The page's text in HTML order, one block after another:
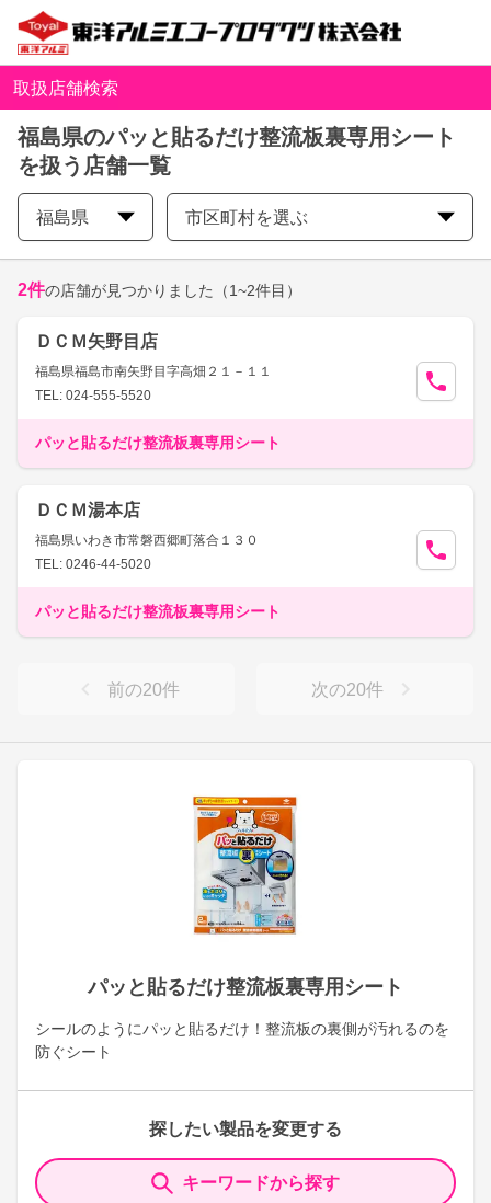
取扱店舗検索
福島県のパッと貼るだけ整流板裏専用シート
を扱う店舗一覧
福島県 市区町村を選ぶ
パッと貼るだけ整流板裏専用シート
シールのようにパッと貼るだけ！整流板の裏側が汚れるのを
防ぐシート
探したい製品を変更する
キーワードから探す
2件の店舗が見つかりました （1~2件目）
ＤＣＭ矢野目店
福島県福島市南矢野目字高畑２１－１１
TEL: 024-555-5520
パッと貼るだけ整流板裏専用シート
ＤＣＭ湯本店
福島県いわき市常磐西郷町落合１３０
TEL: 0246-44-5020
パッと貼るだけ整流板裏専用シート
前の20件 次の20件